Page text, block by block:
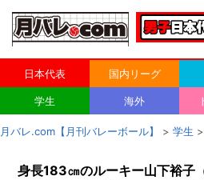
日本代表 国内リーグ
学生 海外
月バレ.com【月刊バレーボール】 > 学生 >
身長183㎝のルーキー山下裕子